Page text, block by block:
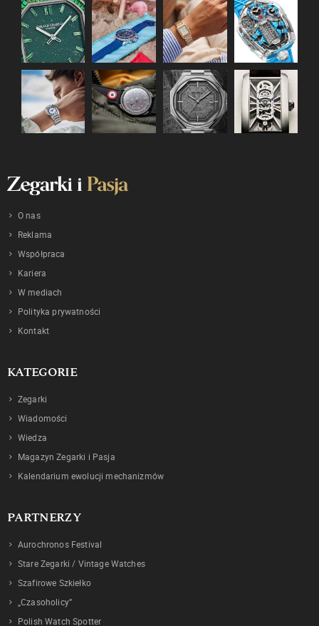
O nas
Reklama
Współpraca
Kariera
W mediach
Polityka prywatności
Kontakt
KATEGORIE
Zegarki
Wiadomości
Wiedza
Magazyn Zegarki i Pasja
Kalendarium ewolucji mechanizmów
PARTNERZY
Aurochronos Festival
Stare Zegarki / Vintage Watches
Szafirowe Szkiełko
„Czasoholicy”
Polish Watch Spotter